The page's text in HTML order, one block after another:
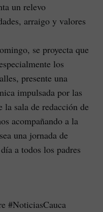
un relevo
arraigo y valores
se proyecta que
los
presente una
impulsada por las
la sala de redacción de
acompañando a la
una jornada de
a todos los padres
#NoticiasCauca